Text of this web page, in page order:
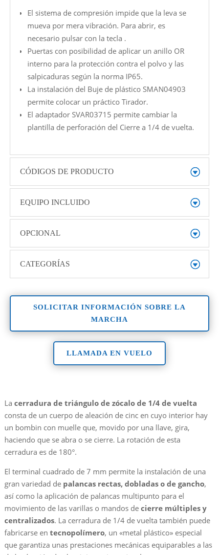
El sistema de compresión impide que la leva se
mueva por mera vibración. Para abrir, es
necesario pulsar con la tecla .
Puertas con posibilidad de aplicar un anillo OR
interno para la protección contra el polvo y las
salpicaduras según la norma IP65.
La instalación del Buje de plástico SMAN04903
permite colocar un práctico Tirador.
El adaptador SVAR03715 permite cambiar la
plantilla de perforación del Cierre a 1/4 de vuelta.
CÓDIGOS DE PRODUCTO
EQUIPO INCLUIDO
OPCIONAL
CATEGORÍAS
SOLICITAR INFORMACIÓN SOBRE LA
MARCHA
LLAMADA EN VUELO
La cerradura de triángulo de zócalo de 1/4 de vuelta
consta de un cuerpo de aleación de cinc en cuyo interior hay
un bombin con muelle que, movido por una llave, gira,
haciendo que se abra o se cierre. La rotación de esta
cerradura es de 180°.
El terminal cuadrado de 7 mm permite la instalación de una
gran variedad de palancas rectas, dobladas o de gancho,
así como la aplicación de palancas multipunto para el
movimiento de las varillas o mandos de cierre múltiples y
centralizados. La cerradura de 1/4 de vuelta también puede
fabricarse en tecnopolímero, un «metal plástico» especial
que garantiza unas prestaciones mecánicas equiparables a las